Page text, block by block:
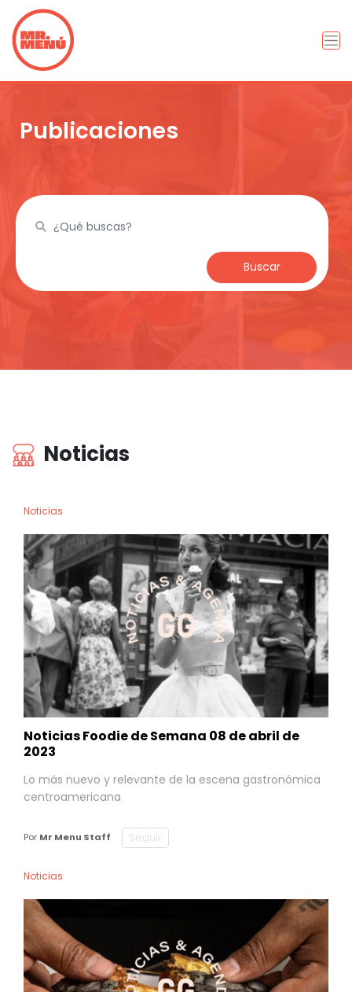
Publicaciones
Buscar
Noticias
Noticias
Noticias Foodie de Semana 08 de abril de
2023
Lo más nuevo y relevante de la escena gastronómica
centroamericana
Por Mr Menu Staff Seguir
Noticias